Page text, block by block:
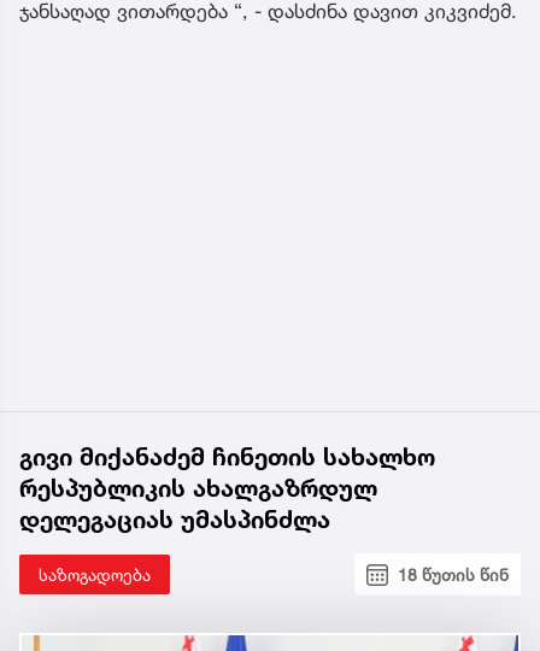
ჯანსაღად ვითარდება “, - დასძინა დავით კიკვიძემ.
გივი მიქანაძემ ჩინეთის სახალხო
რესპუბლიკის ახალგაზრდულ
დელეგაციას უმასპინძლა
საზოგადოება 18 წუთის წინ